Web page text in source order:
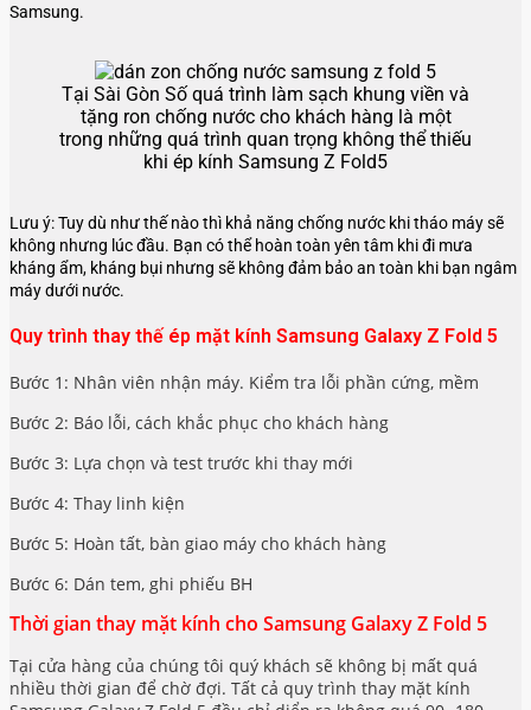
Samsung.
Tại Sài Gòn Số quá trình làm sạch khung viền và
tặng ron chống nước cho khách hàng là một
trong những quá trình quan trọng không thể thiếu
khi ép kính Samsung Z Fold5
Lưu ý: Tuy dù như thế nào thì khả năng chống nước khi tháo máy sẽ
không nhưng lúc đầu. Bạn có thể hoàn toàn yên tâm khi đi mưa
kháng ẩm, kháng bụi nhưng sẽ không đảm bảo an toàn khi bạn ngâm
máy dưới nước.
Quy trình thay thế ép mặt kính Samsung Galaxy Z Fold 5
Bước 1: Nhân viên nhận máy. Kiểm tra lỗi phần cứng, mềm
Bước 2: Báo lỗi, cách khắc phục cho khách hàng
Bước 3: Lựa chọn và test trước khi thay mới
Bước 4: Thay linh kiện
Bước 5: Hoàn tất, bàn giao máy cho khách hàng
Bước 6: Dán tem, ghi phiếu BH
Thời gian thay mặt kính cho Samsung Galaxy Z Fold 5
Tại cửa hàng của chúng tôi quý khách sẽ không bị mất quá
nhiều thời gian để chờ đợi. Tất cả quy trình thay mặt kính